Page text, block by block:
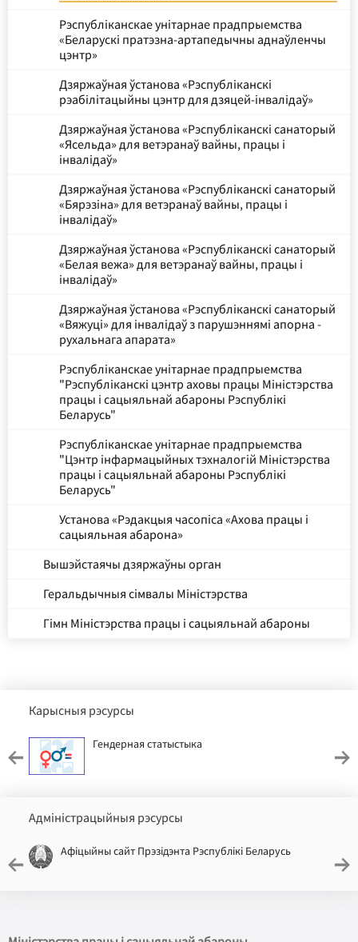
Рэспубліканскае унітарнае прадпрыемства
«Беларускі пратэзна-артапедычны аднаўленчы
цэнтр»
Дзяржаўная ўстанова «Рэспубліканскі
рэабілітацыйны цэнтр для дзяцей-інвалідаў»
Дзяржаўная ўстанова «Рэспубліканскі санаторый
«Ясельда» для ветэранаў вайны, працы і
інвалідаў»
Дзяржаўная ўстанова «Рэспубліканскі санаторый
«Бярэзіна» для ветэранаў вайны, працы і
інвалідаў»
Дзяржаўная ўстанова «Рэспубліканскі санаторый
«Белая вежа» для ветэранаў вайны, працы і
інвалідаў»
Дзяржаўная ўстанова «Рэспубліканскі санаторый
«Вяжуці» для інвалідаў з парушэннямі апорна -
рухальнага апарата»
Рэспубліканскае унітарнае прадпрыемства
"Рэспубліканскі цэнтр аховы працы Міністэрства
працы і сацыяльнай абароны Рэспублікі
Беларусь"
Рэспубліканскае унітарнае прадпрыемства
"Цэнтр інфармацыйных тэхналогій Міністэрства
працы і сацыяльнай абароны Рэспублікі
Беларусь"
Установа «Рэдакцыя часопіса «Ахова працы і
сацыяльная абарона»
Вышэйстаячы дзяржаўны орган
Геральдычныя сімвалы Міністэрства
Гімн Міністэрства працы і сацыяльнай абароны
Карысныя рэсурсы
Гендерная статыстыка
Адміністрацыйныя рэсурсы
Афіцыйны сайт Прэзідэнта Рэспублікі Беларусь